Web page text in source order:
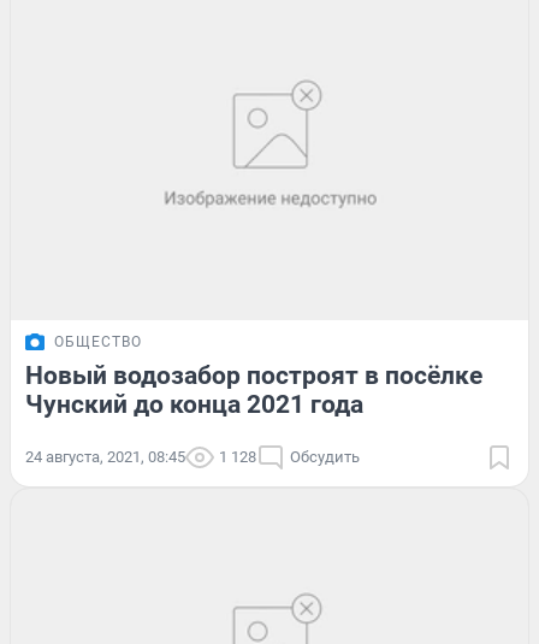
ОБЩЕСТВО
Новый водозабор построят в посёлке
Чунский до конца 2021 года
24 августа, 2021, 08:45 1 128 Обсудить